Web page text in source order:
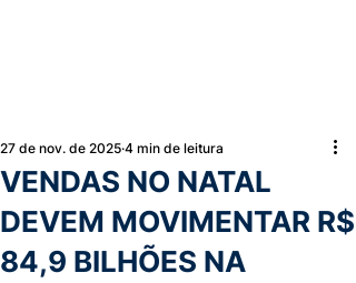
VENDAS NO NATAL
DEVEM MOVIMENTAR R$
84,9 BILHÕES NA
27 de nov. de 2025 4 min de leitura